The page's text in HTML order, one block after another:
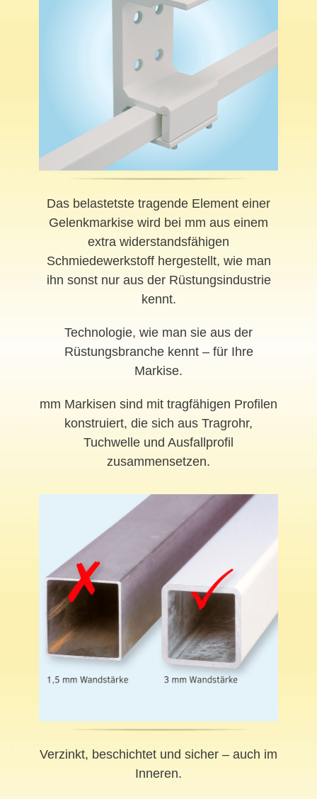
Das belastetste tragende Element einer
Gelenkmarkise wird bei mm aus einem
extra widerstandsfähigen
Schmiedewerkstoff hergestellt, wie man
ihn sonst nur aus der Rüstungsindustrie
kennt.
Technologie, wie man sie aus der
Rüstungsbranche kennt – für Ihre
Markise.
mm Markisen sind mit tragfähigen Profilen
konstruiert, die sich aus Tragrohr,
Tuchwelle und Ausfallprofil
zusammensetzen.
Verzinkt, beschichtet und sicher – auch im
Inneren.